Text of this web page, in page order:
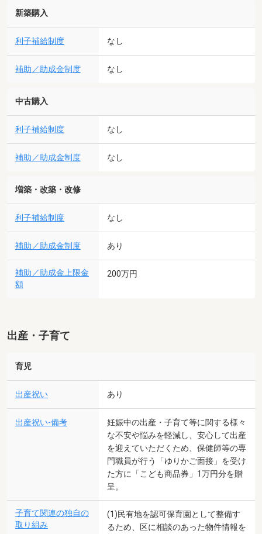
新築購入
利子補給制度 なし
補助／助成金制度 なし
中古購入
利子補給制度 なし
補助／助成金制度 なし
増築・改築・改修
利子補給制度 なし
補助／助成金制度 あり
補助／助成金上限金
額
200万円
出産・子育て
育児
出産祝い あり
出産祝い-備考
妊娠中の出産・子育て等に関する様々
な不安や悩みを軽減し、安心して出産
を迎えていただくため、保健師等の専
門職員が行う「ゆりかご面接」を受け
た方に「こども商品券」1万円分を贈
呈。
子育て関連の独自の
取り組み
(1)民有地を認可保育園として整備す
るため、区に相談のあった物件情報を